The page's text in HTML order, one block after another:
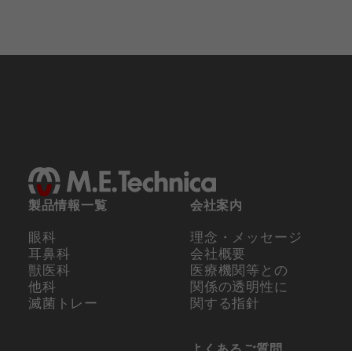
製品情報一覧
眼科
耳鼻科
獣医科
他科
滅菌トレー
会社案内
理念・メッセージ
会社概要
医療機関等との
関係の透明性に
関する指針